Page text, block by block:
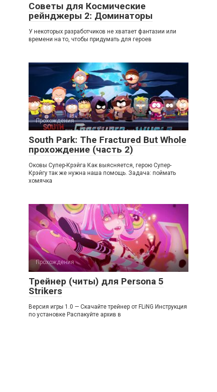
Советы для Космические
рейнджеры 2: Доминаторы
У некоторых разработчиков не хватает фантазии или
времени на то, чтобы придумать для героев
Прохождения
South Park: The Fractured But Whole
прохождение (часть 2)
Оковы Супер-Крэйга Как выясняется, герою Супер-
Крэйгу так же нужна наша помощь. Задача: поймать
хомячка
Прохождения
Трейнер (читы) для Persona 5
Strikers
Версия игры 1.0 — Скачайте трейнер от FLiNG Инструкция
по установке Распакуйте архив в